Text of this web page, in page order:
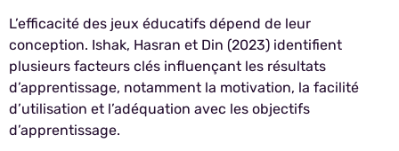
L’efficacité des jeux éducatifs dépend de leur
conception. Ishak, Hasran et Din (2023) identifient
plusieurs facteurs clés influençant les résultats
d’apprentissage, notamment la motivation, la facilité
d’utilisation et l’adéquation avec les objectifs
d’apprentissage.